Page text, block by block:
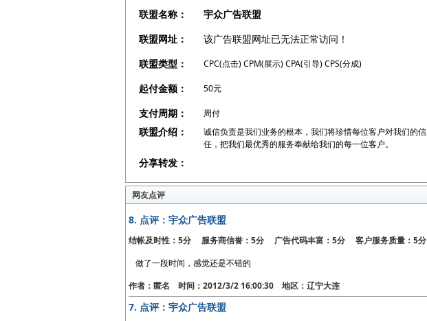
联盟名称：
宇众广告联盟
联盟网址：
该广告联盟网址已无法正常访问！
联盟类型：
CPC(点击) CPM(展示) CPA(引导) CPS(分成)
起付金额： 50元
支付周期： 周付
联盟介绍：
诚信负责是我们业务的根本，我们将珍惜每位客户对我们的信
任，把我们最优秀的服务奉献给我们的每一位客户。
分享转发：
网友点评
8. 点评：宇众广告联盟
结帐及时性：5分 服务商信誉：5分 广告代码丰富：5分 客户服务质量：5分
做了一段时间，感觉还是不错的
作者：匿名 时间：2012/3/2 16:00:30 地区：辽宁大连
7. 点评：宇众广告联盟